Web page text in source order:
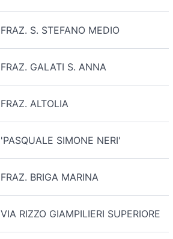
FRAZ. S. STEFANO MEDIO
FRAZ. GALATI S. ANNA
FRAZ. ALTOLIA
'PASQUALE SIMONE NERI'
FRAZ. BRIGA MARINA
VIA RIZZO GIAMPILIERI SUPERIORE